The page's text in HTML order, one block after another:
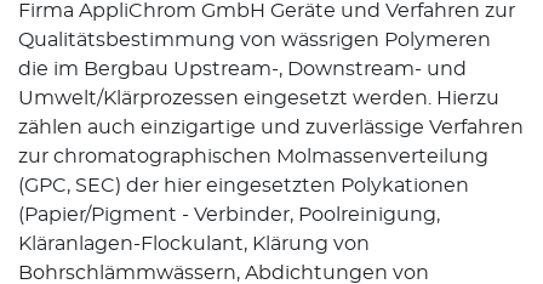
Firma AppliChrom GmbH Geräte und Verfahren zur
Qualitätsbestimmung von wässrigen Polymeren
die im Bergbau Upstream-, Downstream- und
Umwelt/Klärprozessen eingesetzt werden. Hierzu
zählen auch einzigartige und zuverlässige Verfahren
zur chromatographischen Molmassenverteilung
(GPC, SEC) der hier eingesetzten Polykationen
(Papier/Pigment - Verbinder, Poolreinigung,
Kläranlagen-Flockulant, Klärung von
Bohrschlämmwässern, Abdichtungen von